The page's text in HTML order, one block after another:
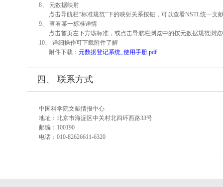
8、 元数据映射
点击导航栏“标准规范”下的映射关系按钮，可以查看NSTL统一文
9、 查看某一标准详情
点击首页左下方该标准，或点击导航栏浏览中的按元数据规范浏
10、 详细操作可下载附件了解
附件下载： 元数据登记系统_使用手册.pdf
四、 联系方式
中国科学院文献情报中心
地址：北京市海淀区中关村北四环西路33号
邮编：100190
电话：010-82626611-6320